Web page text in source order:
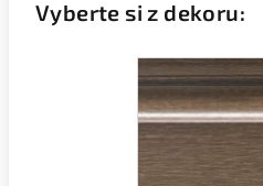
Vyberte si z dekoru: